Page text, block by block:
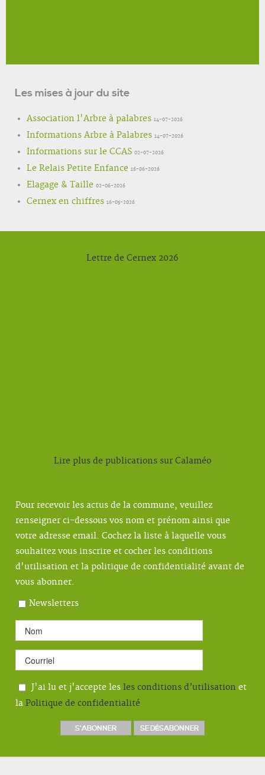
Les mises à jour du site
Association l'Arbre à palabres 14-07-2026
Informations Arbre à Palabres 14-07-2026
Informations sur le CCAS 02-07-2026
Le Relais Petite Enfance 16-06-2026
Elagage & Taille 02-06-2026
Cernex en chiffres 16-05-2026
Lettre de Cernex 2026
Lire plus de publications sur Calaméo
Pour recevoir les actus de la commune, veuillez
renseigner ci-dessous vos nom et prénom ainsi que
votre adresse email. Cochez la liste à laquelle vous
souhaitez vous inscrire et cocher les conditions
d'utilisation et la politique de confidentialité avant de
vous abonner.
Newsletters
J'ai lu et j'accepte les les conditions d’utilisation et
la Politique de confidentialité